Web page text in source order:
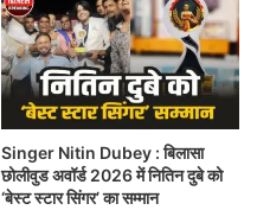
Singer Nitin Dubey : बिलासा
छोलीवुड अवॉर्ड 2026 में नितिन दुबे को
‘बेस्ट स्टार सिंगर’ का सम्मान